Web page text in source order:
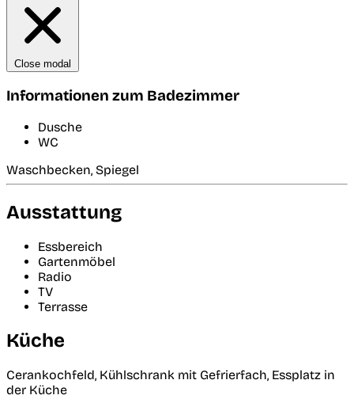
Close modal
Informationen zum Badezimmer
Dusche
WC
Waschbecken, Spiegel
Ausstattung
Essbereich
Gartenmöbel
Radio
TV
Terrasse
Küche
Cerankochfeld, Kühlschrank mit Gefrierfach, Essplatz in
der Küche